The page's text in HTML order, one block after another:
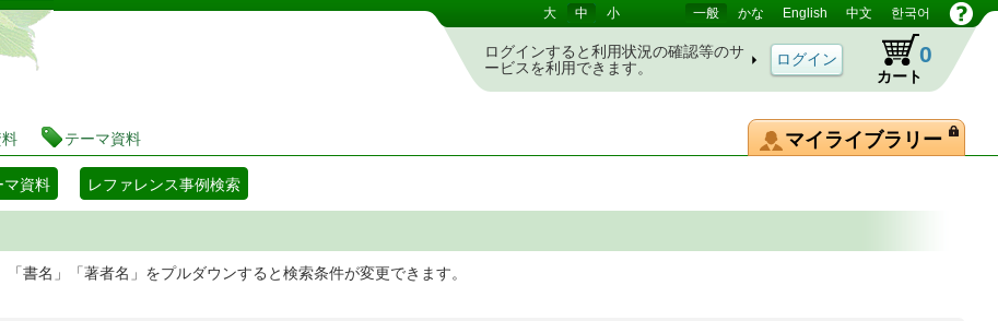
静岡県立図書館 蔵書検索・予約システム 大 中 小 一般 かな English 中文 한국어
ログインすると利用状況の確認等のサ
ービスを利用できます。
カート
0
テーマ資料 マイライブラリー
マ資料 レファレンス事例検索
書名」「著者名」をプルダウンすると検索条件が変更できます。